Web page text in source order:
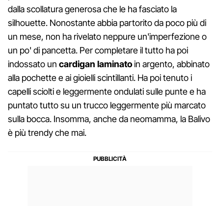
dalla scollatura generosa che le ha fasciato la
silhouette. Nonostante abbia partorito da poco più di
un mese, non ha rivelato neppure un'imperfezione o
un po' di pancetta. Per completare il tutto ha poi
indossato un cardigan laminatoin argento, abbinato
alla pochette e ai gioielli scintillanti. Ha poi tenuto i
capelli sciolti e leggermente ondulati sulle punte e ha
puntato tutto su un trucco leggermente più marcato
sulla bocca. Insomma, anche da neomamma, la Balivo
è più trendy che mai.